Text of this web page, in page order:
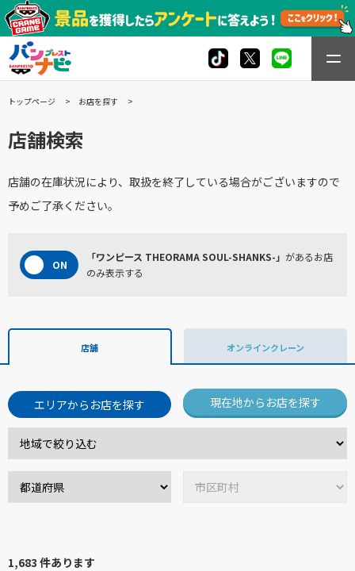
トップページ お店を探す
店舗検索
店舗の在庫状況により、取扱を終了している場合がございますので
予めご了承ください。
「ワンピース THEORAMA SOUL-SHANKS-」 があるお店
のみ表示する
店舗 オンラインクレーン
エリアからお店を探す 現在地からお店を探す
1,683 件あります